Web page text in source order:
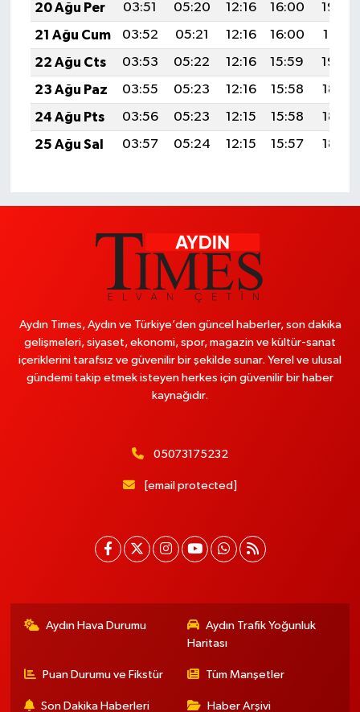
20 Ağu Per
03:51 05:20 12:16 16:00
19:03
21 Ağu Cum
03:52 05:21 12:16 16:00
19:01
22 Ağu Cts
03:53 05:22 12:16 15:59
19:00
23 Ağu Paz
03:55 05:23 12:16 15:58
18:59
24 Ağu Pts
03:56 05:23 12:15 15:58
18:57
25 Ağu Sal
03:57 05:24 12:15 15:57 18:56
Aydın Times, Aydın ve Türkiye’den güncel haberler, son dakika
gelişmeleri, siyaset, ekonomi, spor, magazin ve kültür-sanat
içeriklerini tarafsız ve güvenilir bir şekilde sunar. Yerel ve ulusal
gündemi takip etmek isteyen herkes için güvenilir bir haber
kaynağıdır.
05073175232
[email protected]
Aydın Hava Durumu
Aydın Trafik Yoğunluk
Haritası
Puan Durumu ve Fikstür Tüm Manşetler
Son Dakika Haberleri Haber Arşivi